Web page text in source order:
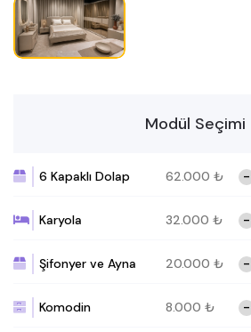
Modül Seçimi
6 Kapaklı Dolap 62.000 ₺ -
Karyola 32.000 ₺ -
Şifonyer ve Ayna 20.000 ₺ -
Komodin 8.000 ₺ -